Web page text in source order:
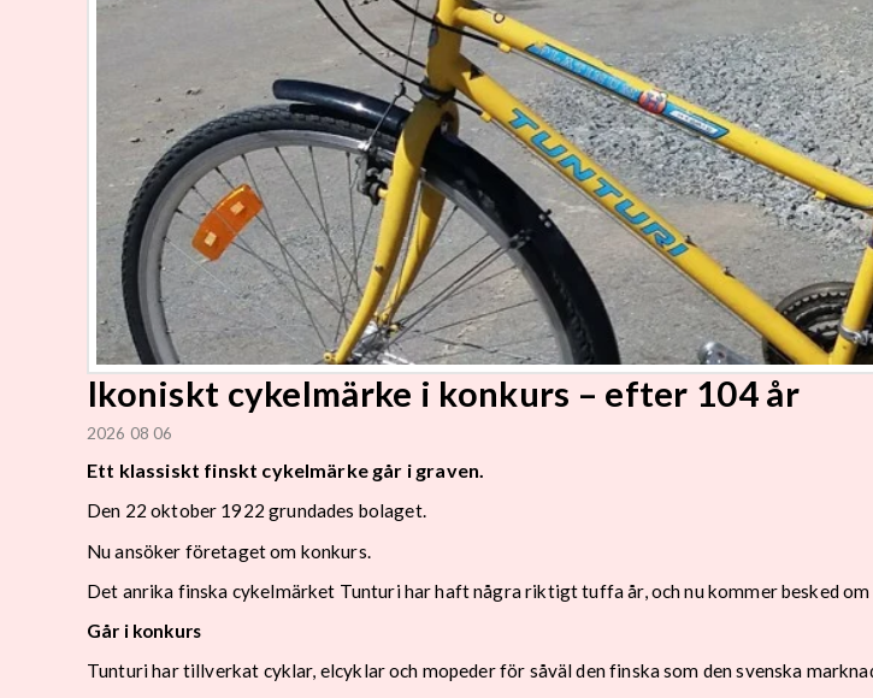
Ikoniskt cykelmärke i konkurs – efter 104 år
2026 08 06
Ett klassiskt finskt cykelmärke går i graven.
Den 22 oktober 1922 grundades bolaget.
Nu ansöker företaget om konkurs.
Det anrika finska cykelmärket Tunturi har haft några riktigt tuffa år, och nu kommer besked
Går i konkurs
Tunturi har tillverkat cyklar, elcyklar och mopeder för såväl den finska som den svenska